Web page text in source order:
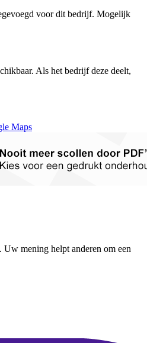
voor dit bedrijf. Mogelijk
Als het bedrijf deze deelt,
mening helpt anderen om een